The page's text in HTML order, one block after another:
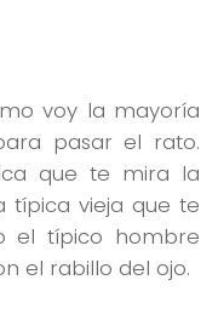
voy la mayoría
pasar el rato.
que te mira la
típica vieja que te
el típico hombre
el rabillo del ojo.